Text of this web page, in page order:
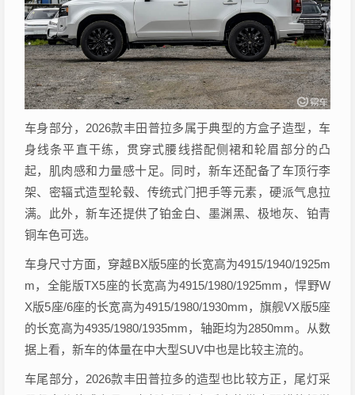
车身部分，2026款丰田普拉多属于典型的方盒子造型，车
身线条平直干练，贯穿式腰线搭配侧裙和轮眉部分的凸
起，肌肉感和力量感十足。同时，新车还配备了车顶行李
架、密辐式造型轮毂、传统式门把手等元素，硬派气息拉
满。此外，新车还提供了铂金白、墨渊黑、极地灰、铂青
铜车色可选。
车身尺寸方面，穿越BX版5座的长宽高为4915/1940/1925m
m，全能版TX5座的长宽高为4915/1980/1925mm，悍野W
X版5座/6座的长宽高为4915/1980/1930mm，旗舰VX版5座
的长宽高为4935/1980/1935mm，轴距均为2850mm。从数
据上看，新车的体量在中大型SUV中也是比较主流的。
车尾部分，2026款丰田普拉多的造型也比较方正，尾灯采